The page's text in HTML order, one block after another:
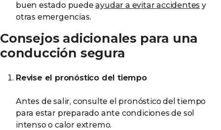
buen estado puedeayudar a evitar accidentes y
otras emergencias.
Consejos adicionales para una
conducción segura
Revise el pronóstico del tiempo
Antes de salir, consulte el pronóstico del tiempo
para estar preparado ante condiciones de sol
intenso o calor extremo.